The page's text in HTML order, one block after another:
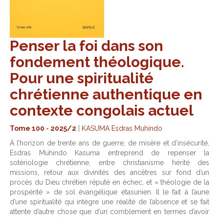
Penser la foi dans son
fondement théologique.
Pour une spiritualité
chrétienne authentique en
contexte congolais actuel
Tome 100 - 2025/2
KASUMA Esdras Muhindo
À l’horizon de trente ans de guerre, de misère et d’insécurité,
Esdras Muhindo Kasuma entreprend de repenser la
sotériologie chrétienne, entre christianisme hérité des
missions, retour aux divinités des ancêtres sur fond d’un
procès du Dieu chrétien réputé en échec, et « théologie de la
prospérité » de sol évangélique étasunien. Il le fait à l’aune
d’une spiritualité qui intègre une réalité de l’absence et se fait
attente d’autre chose que d’un comblement en termes d’avoir